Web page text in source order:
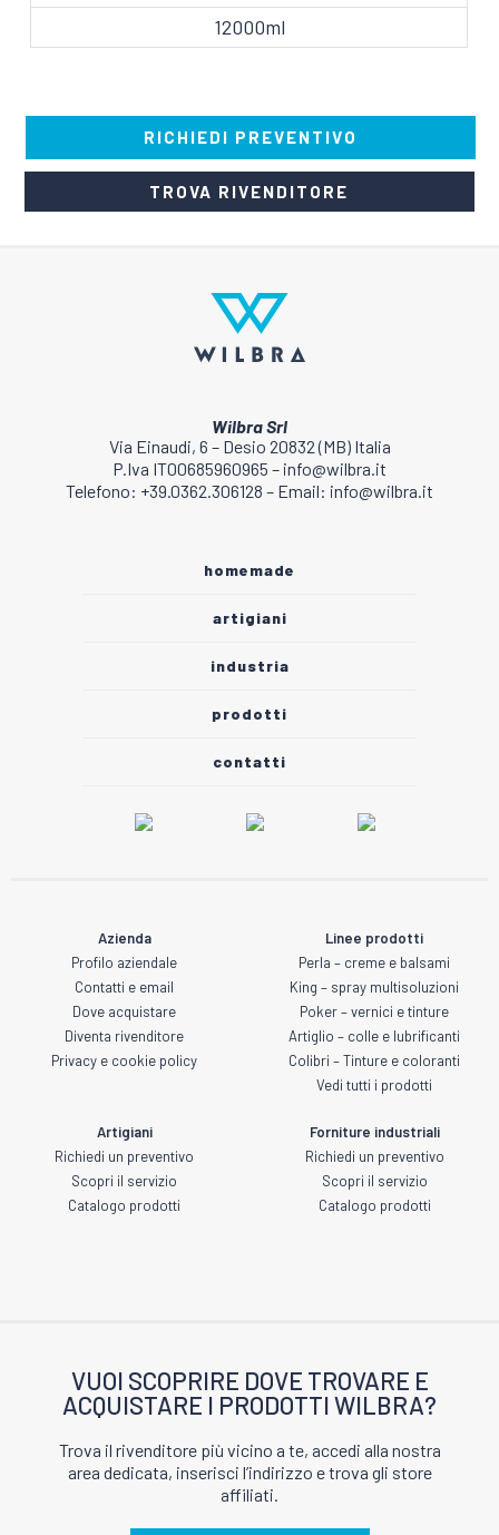
12000ml
RICHIEDI PREVENTIVO
TROVA RIVENDITORE
Wilbra Srl
Via Einaudi, 6 – Desio 20832 (MB) Italia
P.Iva IT00685960965 – info@wilbra.it
Telefono: +39.0362.306128 – Email: info@wilbra.it
homemade
artigiani
industria
prodotti
contatti
Azienda
Profilo aziendale
Contatti e email
Dove acquistare
Diventa rivenditore
Privacy e cookie policy
Linee prodotti
Perla – creme e balsami
King – spray multisoluzioni
Poker – vernici e tinture
Artiglio – colle e lubrificanti
Colibri – Tinture e coloranti
Vedi tutti i prodotti
Artigiani
Richiedi un preventivo
Scopri il servizio
Catalogo prodotti
Forniture industriali
Richiedi un preventivo
Scopri il servizio
Catalogo prodotti
VUOI SCOPRIRE DOVE TROVARE E
ACQUISTARE I PRODOTTI WILBRA?
Trova il rivenditore più vicino a te, accedi alla nostra
area dedicata, inserisci l’indirizzo e trova gli store
affiliati.